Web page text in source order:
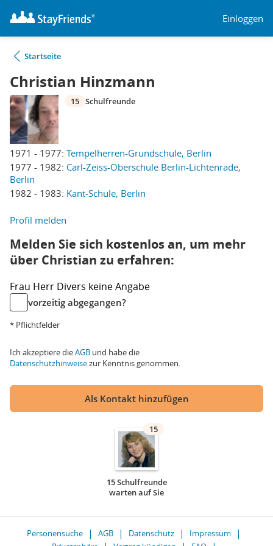
Einloggen
Startseite
Christian Hinzmann
1971 - 1977: Tempelherren-Grundschule, Berlin
1977 - 1982: Carl-Zeiss-Oberschule Berlin-Lichtenrade,
Berlin
1982 - 1983: Kant-Schule, Berlin
15 Schulfreunde
Profil melden
Melden Sie sich kostenlos an, um mehr
über Christian zu erfahren:
Frau Herr Divers keine Angabe
vorzeitig abgegangen?
* Pflichtfelder
Ich akzeptiere dieAGB und habe die
Datenschutzhinweisezur Kenntnis genommen.
Als Kontakt hinzufügen
15
15 Schulfreunde
warten auf Sie
Personensuche AGB Datenschutz
Impressum